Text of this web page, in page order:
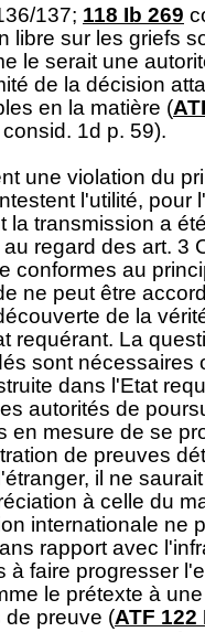
137; 118 Ib 269
libre sur les griefs
le serait une
de la décision
en la matière (
consid. 1d p. 59).
une violation du
l'utilité, pour
la transmission a
regard des art. 3
conformes au
ne peut être
de la
requérant. La
sont nécessaires
dans l'Etat
autorités de
en mesure de se
de preuves
il ne
à celle du
internationale ne
rapport avec
à faire progresser
le prétexte à
de preuve (ATF 122